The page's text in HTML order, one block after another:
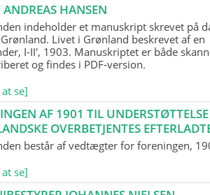
HANSEN
indeholder et manuskript skrevet på
Livet i Grønland beskrevet af en
I-II', 1903. Manuskriptet er både
og findes i PDF-version.
se]
AF 1901 TIL
OVERBETJENTES
består af vedtægter for foreningen,
se]